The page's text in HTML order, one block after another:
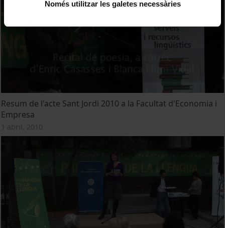
Només utilitzar les galetes necessàries
Resum de l'acte Sant Jordi 2010 a la Facultat d'Economia i
Empresa
1 abril, 2010